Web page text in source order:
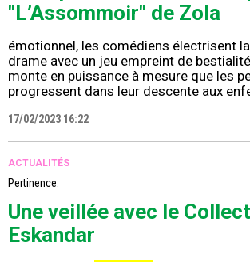
"L’Assommoir" de Zola
émotionnel, les comédiens électrisent
drame avec un jeu empreint de
monte en puissance à mesure que les
progressent dans leur descente aux
17/02/2023 16:22
ACTUALITÉS
Pertinence:
Une veillée avec le
Eskandar